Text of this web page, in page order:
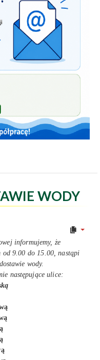
WODY
informujemy, że
9.00 do 15.00, nastąpi
wody.
następujące ulice: